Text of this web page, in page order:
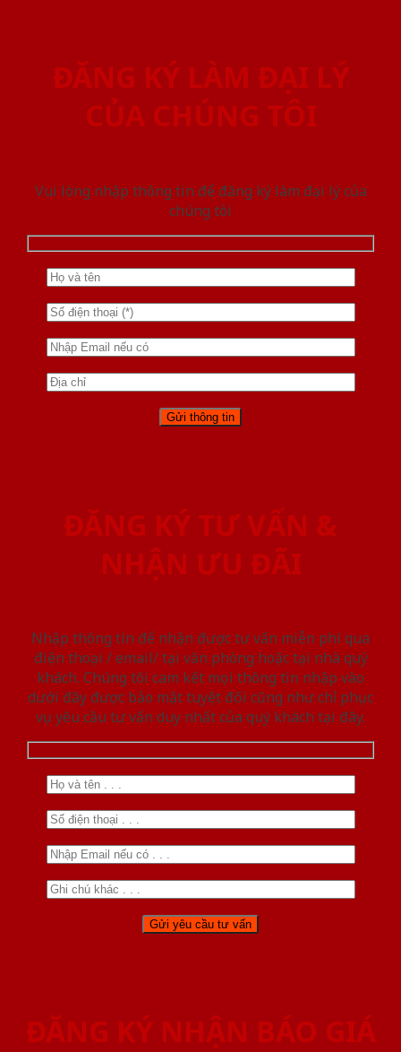
ĐĂNG KÝ LÀM ĐẠI LÝ
CỦA CHÚNG TÔI
Vui lòng nhập thông tin để đăng ký làm đại lý của
chúng tôi
ĐĂNG KÝ TƯ VẤN &
NHẬN ƯU ĐÃI
Nhập thông tin để nhận được tư vấn miễn phí qua
điện thoại / email/ tại văn phòng hoặc tại nhà quý
khách. Chúng tôi cam kết mọi thông tin nhập vào
dưới đây được bảo mật tuyệt đối cũng như chỉ phục
vụ yêu cầu tư vấn duy nhất của quý khách tại đây.
ĐĂNG KÝ NHẬN BÁO GIÁ